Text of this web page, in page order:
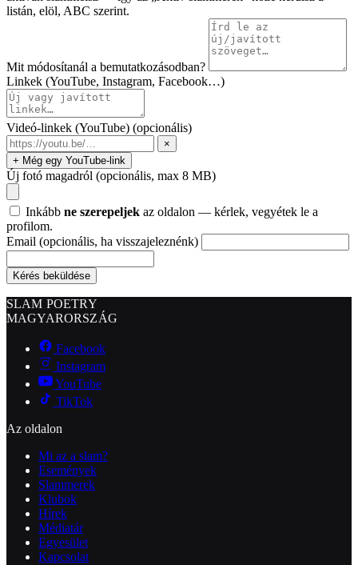
listán, elöl, ABC szerint.
Mit módosítanál a bemutatkozásodban?
Linkek (YouTube, Instagram, Facebook…)
Videó-linkek (YouTube) (opcionális)
×
+ Még egy YouTube-link
Új fotó magadról (opcionális, max 8 MB)
Inkább ne szerepeljek az oldalon — kérlek, vegyétek le a
profilom.
Email (opcionális, ha visszajeleznénk)
Kérés beküldése
SLAM POETRY
MAGYARORSZÁG
Facebook
Instagram
YouTube
TikTok
Az oldalon
Mi az a slam?
Események
Slammerek
Klubok
Hírek
Médiatár
Egyesület
Kapcsolat